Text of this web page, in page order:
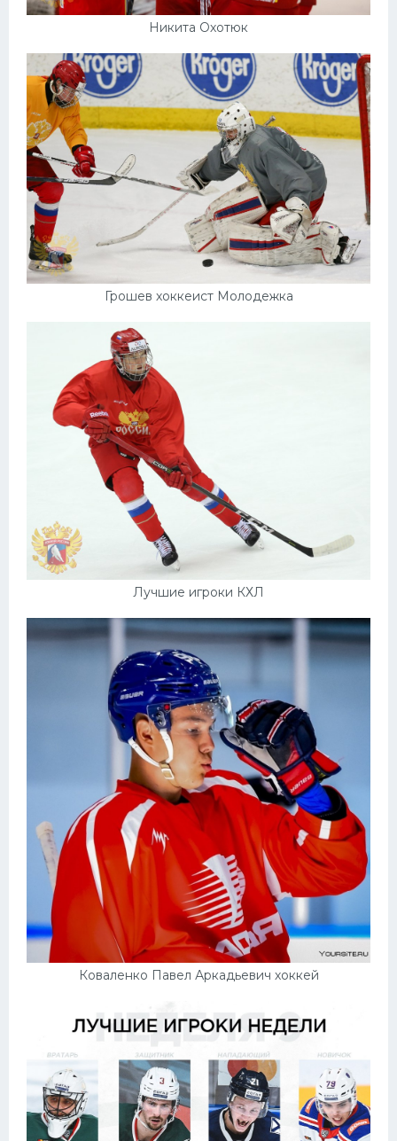
Никита Охотюк
Грошев хоккеист Молодежка
Лучшие игроки КХЛ
Коваленко Павел Аркадьевич хоккей